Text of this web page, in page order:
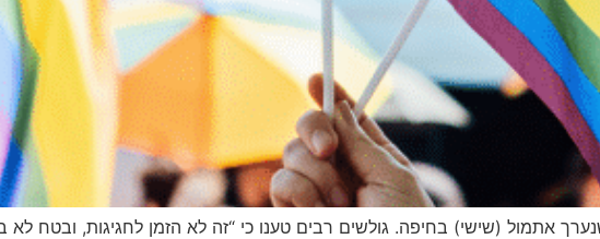
אתמול (שישי) בחיפה. גולשים רבים טענו כי “זה לא הזמן לחגיגות, ובטח לא